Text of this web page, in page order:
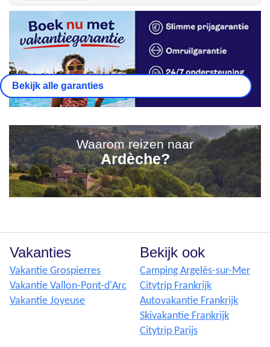
Bekijk alle garanties
Waarom reizen naar
Ardèche?
Vakanties
Vakantie Grospierres
Vakantie Vallon-Pont-d'Arc
Vakantie Joyeuse
Bekijk ook
Camping Argelès-sur-Mer
Citytrip Frankrijk
Autovakantie Frankrijk
Skivakantie Frankrijk
Citytrip Parijs